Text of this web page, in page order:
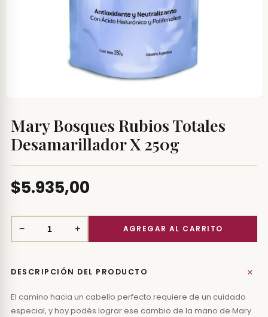
Mary Bosques Rubios Totales
Desamarillador X 250g
$5.935,00
− +
DESCRIPCIÓN DEL PRODUCTO +
El camino hacia un cabello perfecto requiere de un cuidado
especial, y hoy podés lograr ese cambio de la mano de Mary